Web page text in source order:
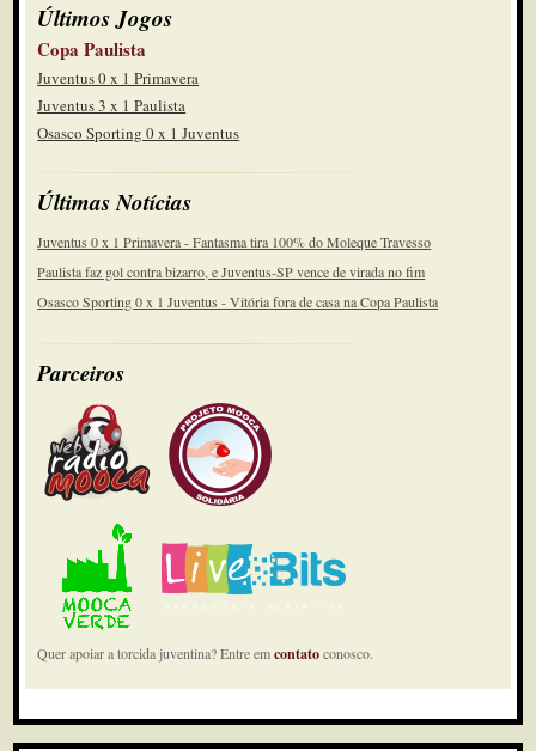
Últimos Jogos
Copa Paulista
Juventus 0 x 1 Primavera
Juventus 3 x 1 Paulista
Osasco Sporting 0 x 1 Juventus
Últimas Notícias
Juventus 0 x 1 Primavera - Fantasma tira 100% do Moleque Travesso
Paulista faz gol contra bizarro, e Juventus-SP vence de virada no fim
Osasco Sporting 0 x 1 Juventus - Vitória fora de casa na Copa Paulista
Parceiros
Quer apoiar a torcida juventina? Entre emcontatoconosco.